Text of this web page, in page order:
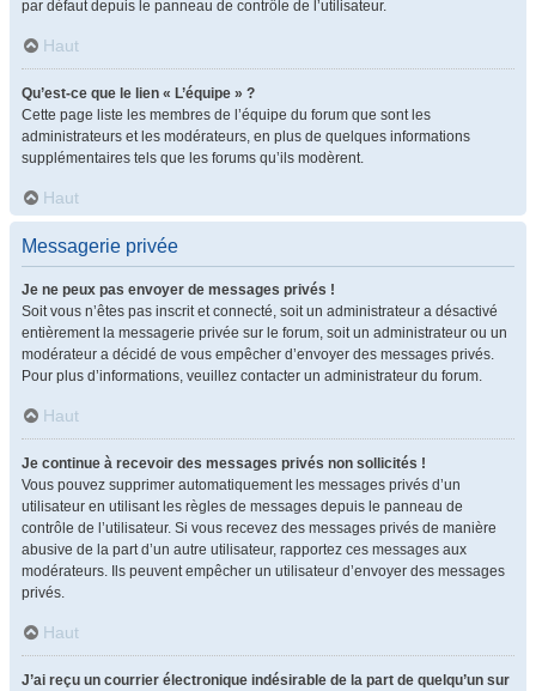
par défaut depuis le panneau de contrôle de l’utilisateur.
Haut
Qu’est-ce que le lien « L’équipe » ?
Cette page liste les membres de l’équipe du forum que sont les
administrateurs et les modérateurs, en plus de quelques informations
supplémentaires tels que les forums qu’ils modèrent.
Haut
Messagerie privée
Je ne peux pas envoyer de messages privés !
Soit vous n’êtes pas inscrit et connecté, soit un administrateur a désactivé
entièrement la messagerie privée sur le forum, soit un administrateur ou un
modérateur a décidé de vous empêcher d’envoyer des messages privés.
Pour plus d’informations, veuillez contacter un administrateur du forum.
Haut
Je continue à recevoir des messages privés non sollicités !
Vous pouvez supprimer automatiquement les messages privés d’un
utilisateur en utilisant les règles de messages depuis le panneau de
contrôle de l’utilisateur. Si vous recevez des messages privés de manière
abusive de la part d’un autre utilisateur, rapportez ces messages aux
modérateurs. Ils peuvent empêcher un utilisateur d’envoyer des messages
privés.
Haut
J’ai reçu un courrier électronique indésirable de la part de quelqu’un sur